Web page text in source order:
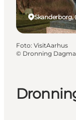
Skanderborg,
Foto: VisitAarhus
© Dronning